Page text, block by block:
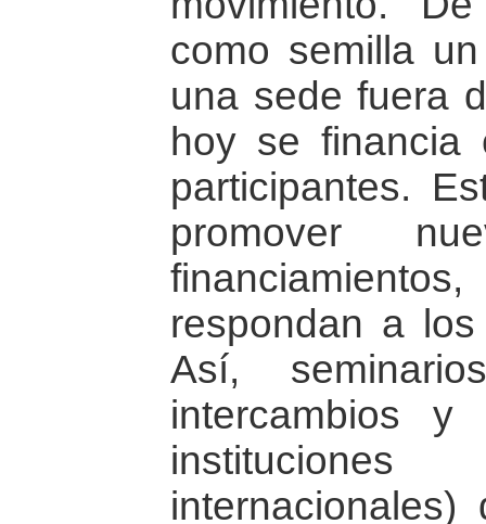
como semilla
una sede fuera
hoy se
participantes.
promover
respondan a
Así,
intercambios y
internacionales)